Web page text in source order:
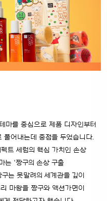
마를 중심으로 제품 디자인부터
풀어내는데 중점을 두었습니다.
트 세럼의 핵심 가치인 손상
는 ‘짱구의 손상 구출
는 못말려의 세계관을 깊이
마왕을 짱구와 액션가면이